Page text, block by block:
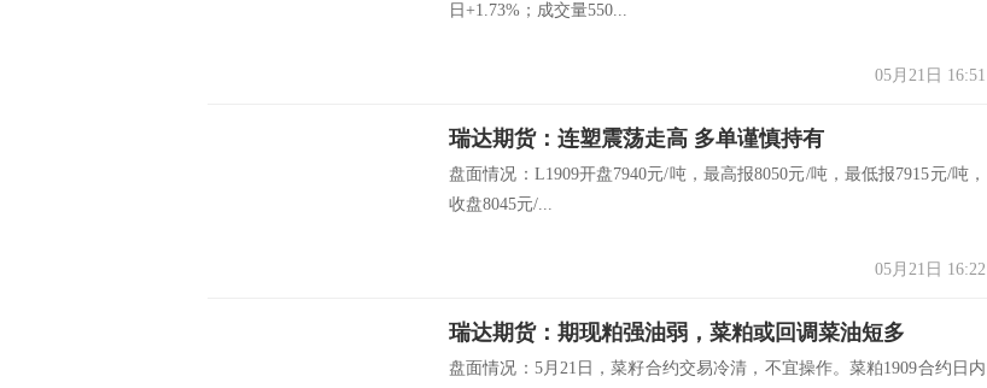
日+1.73%；成交量550...
05月21日 16:51
瑞达期货：连塑震荡走高 多单谨慎持有
盘面情况：L1909开盘7940元/吨，最高报8050元/吨，最低报7915元/吨，
收盘8045元/...
05月21日 16:22
瑞达期货：期现粕强油弱，菜粕或回调菜油短多
盘面情况：5月21日，菜籽合约交易冷清，不宜操作。菜粕1909合约日内